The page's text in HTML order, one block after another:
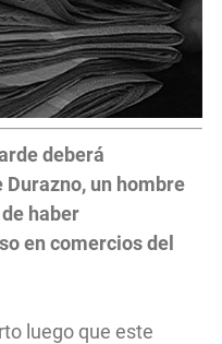
deberá
un hombre
haber
en comercios del
luego que este